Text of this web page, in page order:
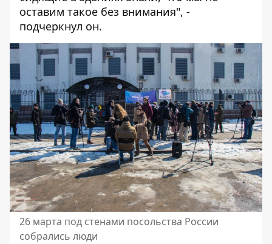
оставим такое без внимания", -
подчеркнул он.
26 марта под стенами посольства России
собрались люди